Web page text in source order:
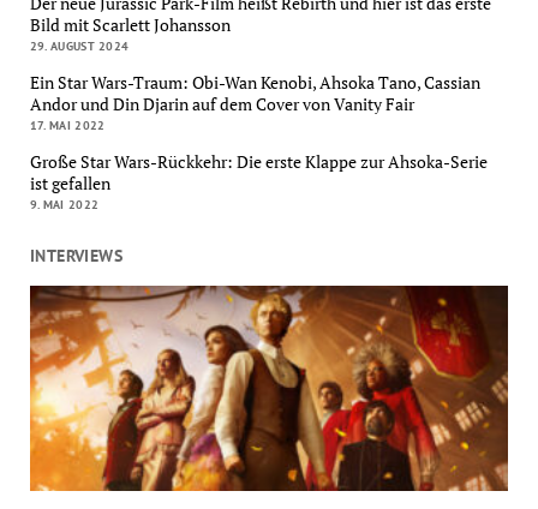
Bild mit Scarlett Johansson
29. AUGUST 2024
Ein Star Wars-Traum: Obi-Wan Kenobi, Ahsoka Tano, Cassian
Andor und Din Djarin auf dem Cover von Vanity Fair
17. MAI 2022
Große Star Wars-Rückkehr: Die erste Klappe zur Ahsoka-Serie
ist gefallen
9. MAI 2022
INTERVIEWS